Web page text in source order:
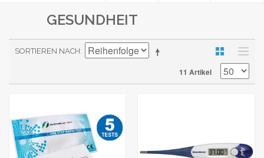
GESUNDHEIT
SORTIEREN NACH
11 Artikel